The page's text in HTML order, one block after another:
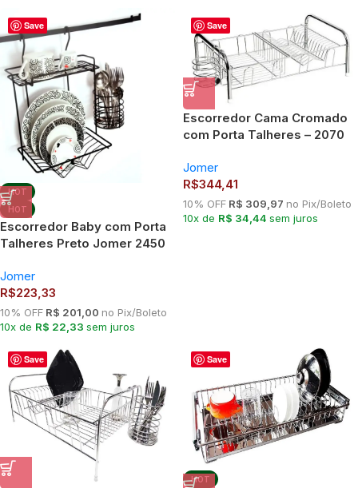
Save
HOT
HOT
Escorredor Baby com Porta
Talheres Preto Jomer 2450
Jomer
R$223,33
10% OFF R$ 201,00 no Pix/Boleto
10x de R$ 22,33 sem juros
Save
Escorredor Cama Cromado
com Porta Talheres – 2070
Jomer
R$344,41
10% OFF R$ 309,97 no Pix/Boleto
10x de R$ 34,44 sem juros
Save Save
HOT